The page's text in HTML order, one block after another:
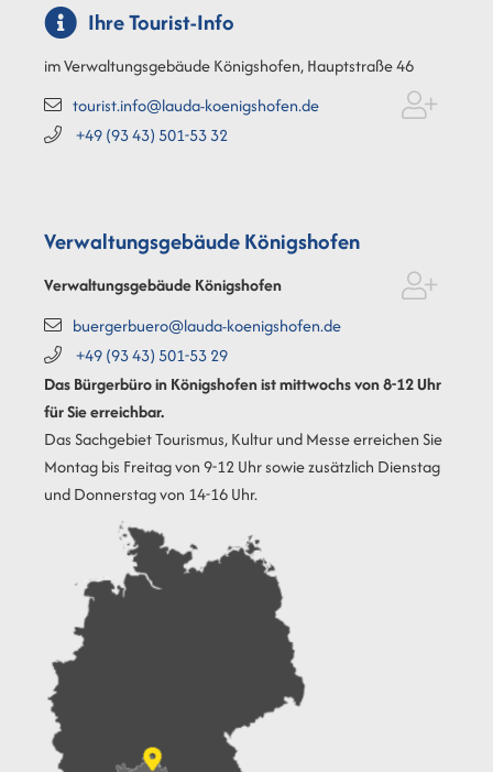
Ihre Tourist-Info
im Verwaltungsgebäude Königshofen, Hauptstraße 46
tourist.info@lauda-koenigshofen.de
+49 (9343) 501-5332
Verwaltungsgebäude Königshofen
Verwaltungsgebäude Königshofen
buergerbuero@lauda-koenigshofen.de
+49 (9343) 501-5329
Das Bürgerbüro in Königshofen ist mittwochs von 8-12 Uhr
für Sie erreichbar.
Das Sachgebiet Tourismus, Kultur und Messe erreichen Sie
Montag bis Freitag von 9-12 Uhr sowie zusätzlich Dienstag
und Donnerstag von 14-16 Uhr.